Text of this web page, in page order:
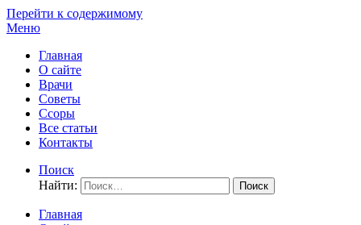
Перейти к содержимому
Меню
Главная
О сайте
Врачи
Советы
Ссоры
Все статьи
Контакты
Поиск
Найти:
Главная